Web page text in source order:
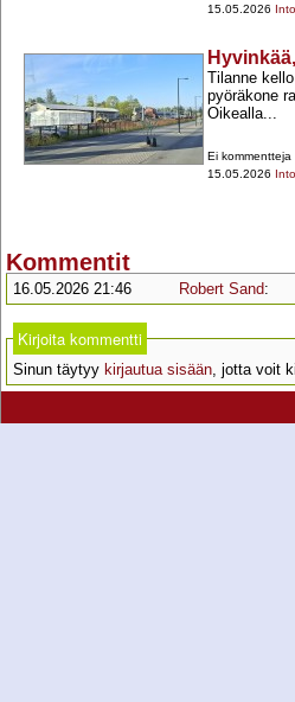
15.05.2026
Tilanne
pyöräkone
Oikealla...
Ei kommentteja
15.05.2026
Kommentit
16.05.2026 21:46 Robert Sand:
Kirjoita kommentti
Sinun täytyy kirjautua sisään, jotta voit